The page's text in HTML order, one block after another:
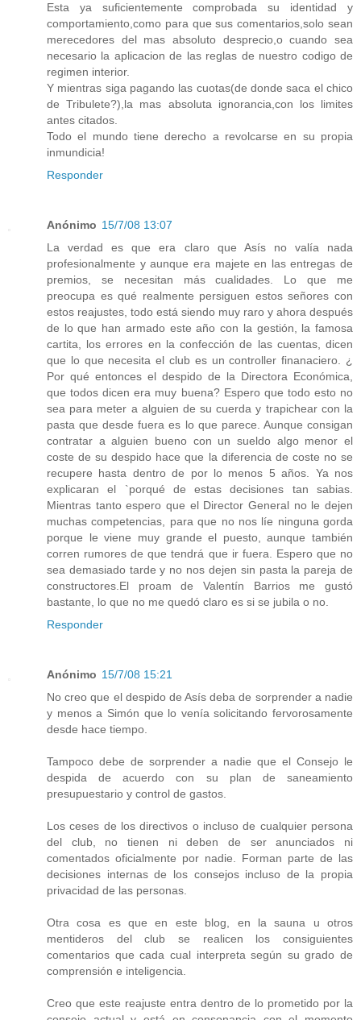
Esta ya suficientemente comprobada su identidad y
comportamiento,como para que sus comentarios,solo sean
merecedores del mas absoluto desprecio,o cuando sea
necesario la aplicacion de las reglas de nuestro codigo de
regimen interior.
Y mientras siga pagando las cuotas(de donde saca el chico
de Tribulete?),la mas absoluta ignorancia,con los limites
antes citados.
Todo el mundo tiene derecho a revolcarse en su propia
inmundicia!
Responder
Anónimo 15/7/08 13:07
La verdad es que era claro que Asís no valía nada
profesionalmente y aunque era majete en las entregas de
premios, se necesitan más cualidades. Lo que me
preocupa es qué realmente persiguen estos señores con
estos reajustes, todo está siendo muy raro y ahora después
de lo que han armado este año con la gestión, la famosa
cartita, los errores en la confección de las cuentas, dicen
que lo que necesita el club es un controller finanaciero. ¿
Por qué entonces el despido de la Directora Económica,
que todos dicen era muy buena? Espero que todo esto no
sea para meter a alguien de su cuerda y trapichear con la
pasta que desde fuera es lo que parece. Aunque consigan
contratar a alguien bueno con un sueldo algo menor el
coste de su despido hace que la diferencia de coste no se
recupere hasta dentro de por lo menos 5 años. Ya nos
explicaran el `porqué de estas decisiones tan sabias.
Mientras tanto espero que el Director General no le dejen
muchas competencias, para que no nos líe ninguna gorda
porque le viene muy grande el puesto, aunque también
corren rumores de que tendrá que ir fuera. Espero que no
sea demasiado tarde y no nos dejen sin pasta la pareja de
constructores.El proam de Valentín Barrios me gustó
bastante, lo que no me quedó claro es si se jubila o no.
Responder
Anónimo 15/7/08 15:21
No creo que el despido de Asís deba de sorprender a nadie
y menos a Simón que lo venía solicitando fervorosamente
desde hace tiempo.
Tampoco debe de sorprender a nadie que el Consejo le
despida de acuerdo con su plan de saneamiento
presupuestario y control de gastos.
Los ceses de los directivos o incluso de cualquier persona
del club, no tienen ni deben de ser anunciados ni
comentados oficialmente por nadie. Forman parte de las
decisiones internas de los consejos incluso de la propia
privacidad de las personas.
Otra cosa es que en este blog, en la sauna u otros
mentideros del club se realicen los consiguientes
comentarios que cada cual interpreta según su grado de
comprensión e inteligencia.
Creo que este reajuste entra dentro de lo prometido por la